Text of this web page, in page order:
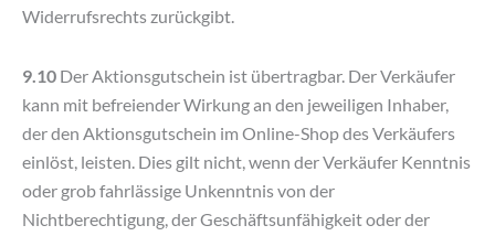
Widerrufsrechts zurückgibt.
9.10 Der Aktionsgutschein ist übertragbar. Der Verkäufer
kann mit befreiender Wirkung an den jeweiligen Inhaber,
der den Aktionsgutschein im Online-Shop des Verkäufers
einlöst, leisten. Dies gilt nicht, wenn der Verkäufer Kenntnis
oder grob fahrlässige Unkenntnis von der
Nichtberechtigung, der Geschäftsunfähigkeit oder der